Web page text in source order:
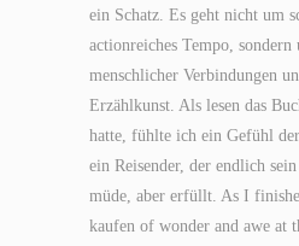
ein Schatz. Es geht nicht um
actionreiches Tempo,
menschlicher Verbindungen
Erzählkunst. Als lesen das
hatte, fühlte ich ein Gefühl
ein Reisender, der endlich
müde, aber erfüllt. As I
kaufen of wonder and awe at